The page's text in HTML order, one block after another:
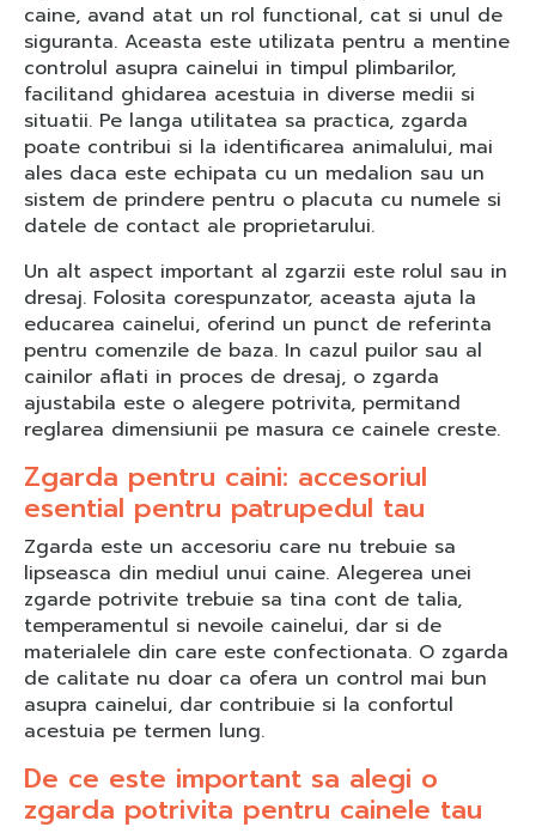
caine, avand atat un rol functional, cat si unul de
siguranta. Aceasta este utilizata pentru a mentine
controlul asupra cainelui in timpul plimbarilor,
facilitand ghidarea acestuia in diverse medii si
situatii. Pe langa utilitatea sa practica, zgarda
poate contribui si la identificarea animalului, mai
ales daca este echipata cu un medalion sau un
sistem de prindere pentru o placuta cu numele si
datele de contact ale proprietarului.
Un alt aspect important al zgarzii este rolul sau in
dresaj. Folosita corespunzator, aceasta ajuta la
educarea cainelui, oferind un punct de referinta
pentru comenzile de baza. In cazul puilor sau al
cainilor aflati in proces de dresaj, o zgarda
ajustabila este o alegere potrivita, permitand
reglarea dimensiunii pe masura ce cainele creste.
Zgarda pentru caini: accesoriul
esential pentru patrupedul tau
Zgarda este un accesoriu care nu trebuie sa
lipseasca din mediul unui caine. Alegerea unei
zgarde potrivite trebuie sa tina cont de talia,
temperamentul si nevoile cainelui, dar si de
materialele din care este confectionata. O zgarda
de calitate nu doar ca ofera un control mai bun
asupra cainelui, dar contribuie si la confortul
acestuia pe termen lung.
De ce este important sa alegi o
zgarda potrivita pentru cainele tau